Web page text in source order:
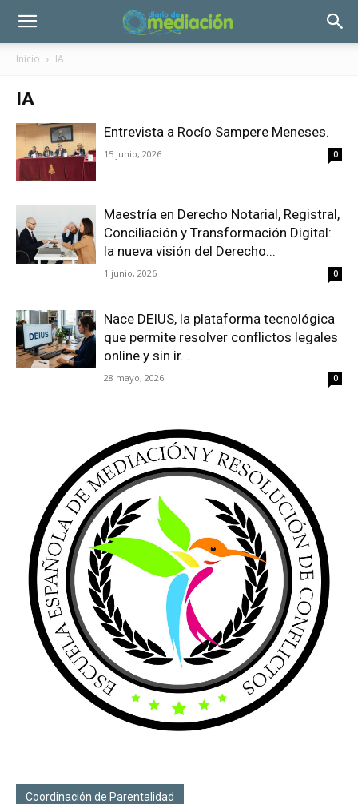
Inicio IA
IA
Entrevista a Rocío Sampere Meneses.
15 junio, 2026 0
Maestría en Derecho Notarial, Registral,
Conciliación y Transformación Digital:
la nueva visión del Derecho...
1 junio, 2026 0
Nace DEIUS, la plataforma tecnológica
que permite resolver conflictos legales
online y sin ir...
28 mayo, 2026 0
Coordinación de Parentalidad